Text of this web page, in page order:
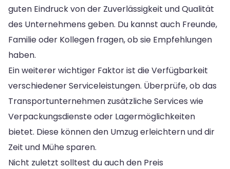
guten Eindruck von der Zuverlässigkeit und Qualität
des Unternehmens geben. Du kannst auch Freunde,
Familie oder Kollegen fragen, ob sie Empfehlungen
haben.
Ein weiterer wichtiger Faktor ist die Verfügbarkeit
verschiedener Serviceleistungen. Überprüfe, ob das
Transportunternehmen zusätzliche Services wie
Verpackungsdienste oder Lagermöglichkeiten
bietet. Diese können den Umzug erleichtern und dir
Zeit und Mühe sparen.
Nicht zuletzt solltest du auch den Preis